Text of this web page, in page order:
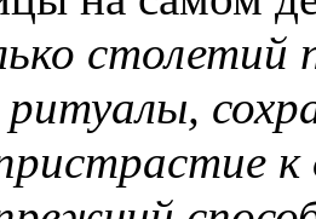
столетий
ритуалы,